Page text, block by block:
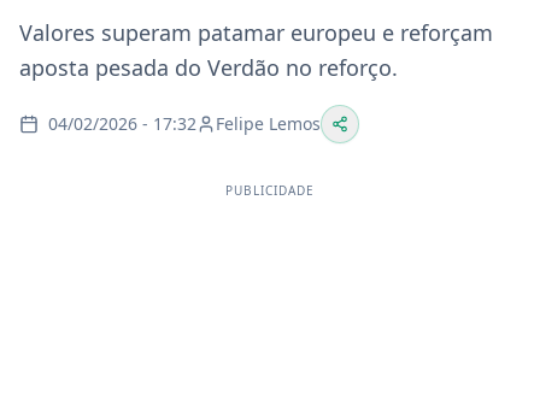
Valores superam patamar europeu e reforçam
aposta pesada do Verdão no reforço.
04/02/2026 - 17:32 Felipe Lemos
PUBLICIDADE